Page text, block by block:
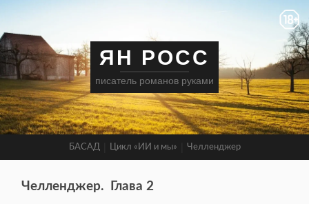
ЯН РОСС
писатель романов руками
БАСАД Цикл «ИИ и мы» Челленджер
Челленджер. Глава 2